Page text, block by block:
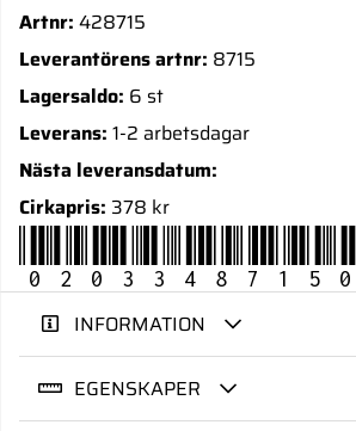
Artnr: 428715
Leverantörens artnr: 8715
Lagersaldo: 6 st
Leverans: 1-2 arbetsdagar
Nästa leveransdatum:
Cirkapris: 378 kr
INFORMATION
EGENSKAPER